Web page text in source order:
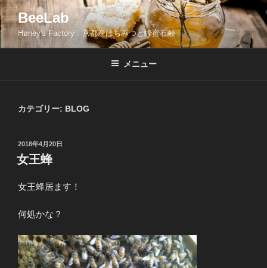
コ
ン
テ
ン
BeeLab
Høney's Factory 京都産はちみつと蜂蜜石鹸
メニュー
カテゴリー: BLOG
投
稿
日:
2018年4月20日
女王蜂
女王蜂居ます！
何処かな？